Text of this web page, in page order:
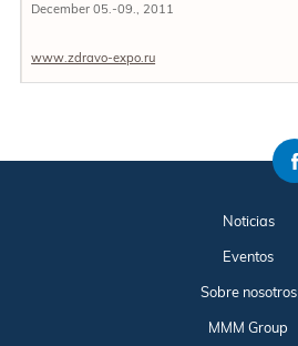
December 05.-09., 2011
www.zdravo-expo.ru
Noticias
Eventos
Sobre nosotros
MMM Group